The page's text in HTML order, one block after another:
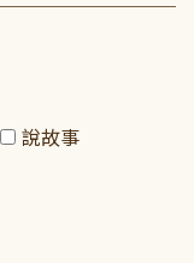
說故事